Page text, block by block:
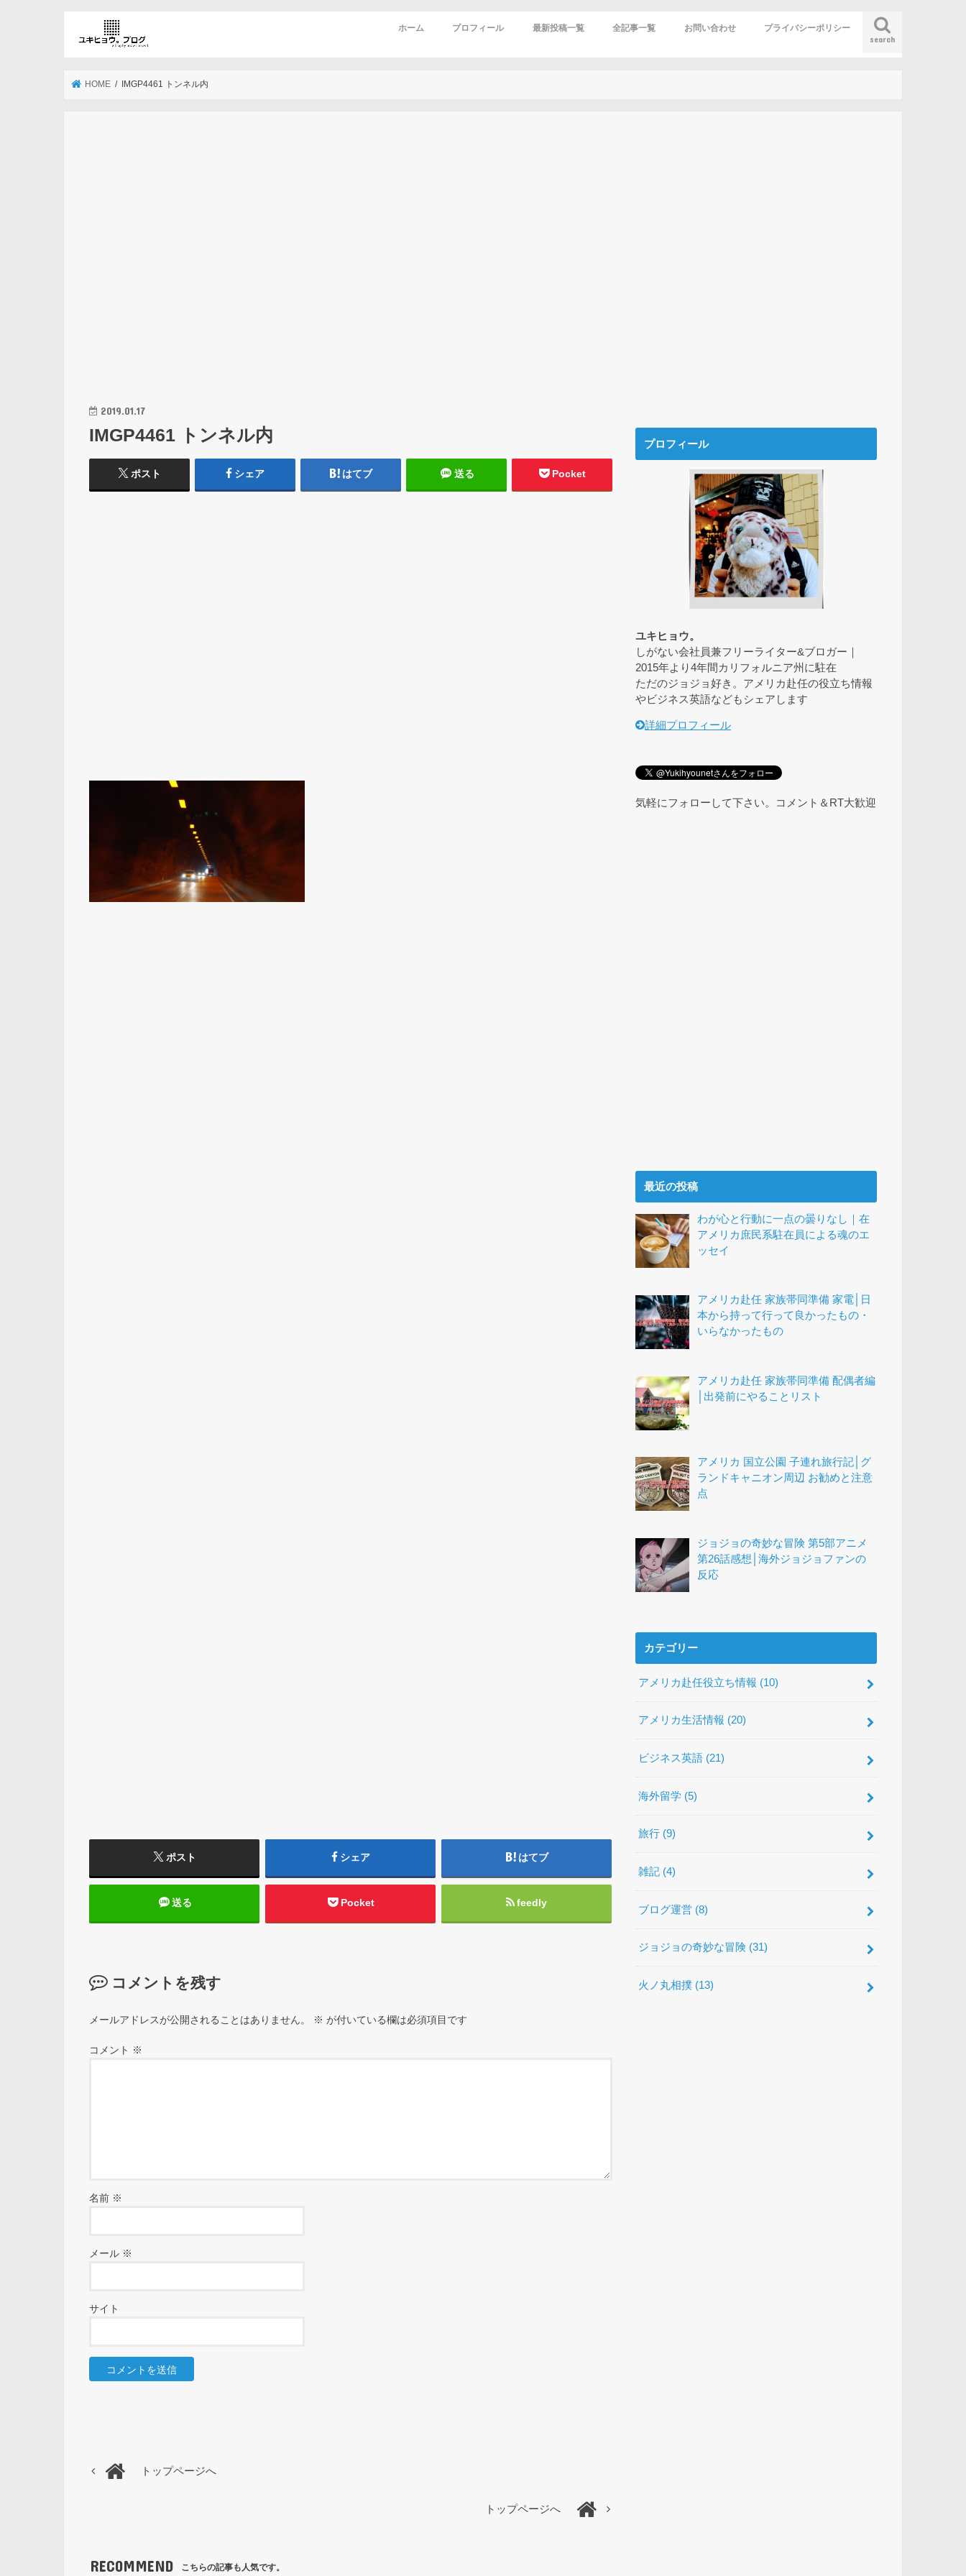
search
ホーム プロフィール 最新投稿一覧 全記事一覧 お問い合わせ プライバシーポリシー
HOME IMGP4461 トンネル内
2019.01.17
IMGP4461 トンネル内
ポスト シェア はてブ 送る Pocket
ポスト シェア はてブ
送る Pocket feedly
コメントを残す
メールアドレスが公開されることはありません。 ※ が付いている欄は必須項目です
コメント ※
名前 ※
メール ※
サイト
トップページへ
トップページへ
RECOMMEND こちらの記事も人気です。
プロフィール
ユキヒョウ。
しがない会社員兼フリーライター&ブロガー｜
2015年より4年間カリフォルニア州に駐在
ただのジョジョ好き。アメリカ赴任の役立ち情報
やビジネス英語などもシェアします
詳細プロフィール
気軽にフォローして下さい。コメント＆RT大歓迎
最近の投稿
わが心と行動に一点の曇りなし｜在
アメリカ庶民系駐在員による魂のエ
ッセイ
アメリカ赴任 家族帯同準備 家電│日
本から持って行って良かったもの・
いらなかったもの
アメリカ赴任 家族帯同準備 配偶者編
│出発前にやることリスト
アメリカ 国立公園 子連れ旅行記│グ
ランドキャニオン周辺 お勧めと注意
点
ジョジョの奇妙な冒険 第5部アニメ
第26話感想│海外ジョジョファンの
反応
カテゴリー
アメリカ赴任役立ち情報 (10)
アメリカ生活情報 (20)
ビジネス英語 (21)
海外留学 (5)
旅行 (9)
雑記 (4)
ブログ運営 (8)
ジョジョの奇妙な冒険 (31)
火ノ丸相撲 (13)